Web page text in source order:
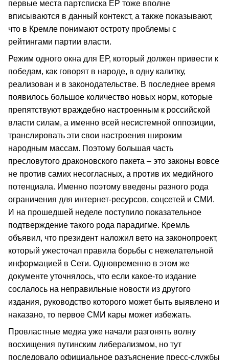
первые места партсписка ЕР тоже вполне
вписываются в данный контекст, а также показывают,
что в Кремле понимают остроту проблемы с
рейтингами партии власти.
Режим одного окна для ЕР, который должен привести к
победам, как говорят в народе, в одну калитку,
реализован и в законодательстве. В последнее время
появилось большое количество новых норм, которые
препятствуют враждебно настроенным к российской
власти силам, а именно всей несистемной оппозиции,
транслировать эти свои настроения широким
народным массам. Поэтому большая часть
пресловутого драконовского пакета – это законы вовсе
не против самих несогласных, а против их медийного
потенциала. Именно поэтому введены разного рода
ограничения для интернет-ресурсов, соцсетей и СМИ.
И на прошедшей неделе поступило показательное
подтверждение такого рода парадигме. Кремль
объявил, что президент наложил вето на законопроект,
который ужесточал правила борьбы с нежелательной
информацией в Сети. Одновременно в этом же
документе уточнялось, что если какое-то издание
сослалось на неправильные новости из другого
издания, руководство которого может быть выявлено и
наказано, то первое СМИ кары может избежать.
Провластные медиа уже начали разгонять волну
восхищения путинским либерализмом, но тут
последовало официальное разъяснение пресс-службы